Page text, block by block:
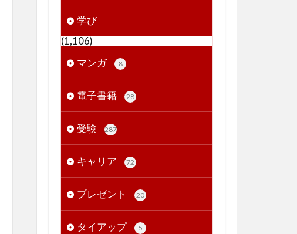
学び
(1,106)
マンガ
8
電子書籍 28
受験 287
キャリア 72
プレゼント 20
タイアップ 5